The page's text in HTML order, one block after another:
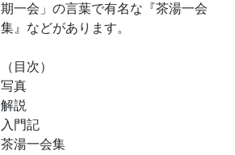
期一会」の言葉で有名な『茶湯一会
集』などがあります。
（目次）
写真
解説
入門記
茶湯一会集